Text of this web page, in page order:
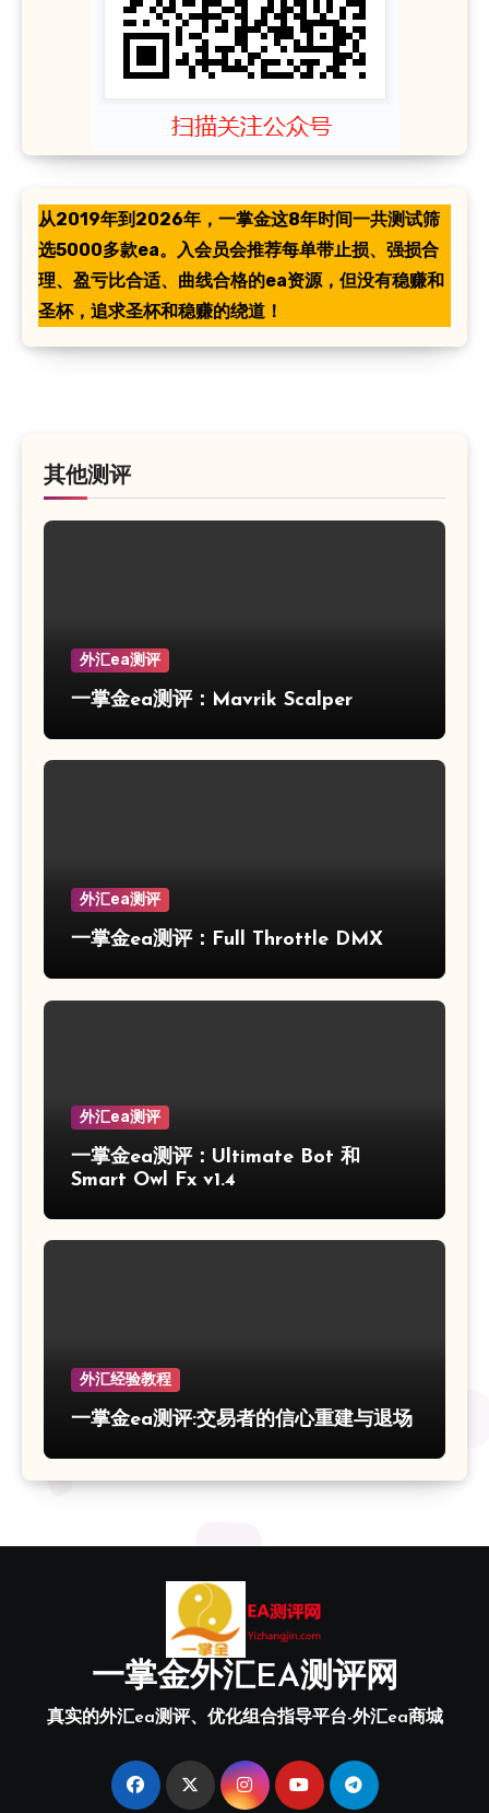
从2019年到2026年，一掌金这8年时间一共测试筛
选5000多款ea。入会员会推荐每单带止损、强损合
理、盈亏比合适、曲线合格的ea资源，但没有稳赚和
圣杯，追求圣杯和稳赚的绕道！
其他测评
外汇ea测评
一掌金ea测评：Mavrik Scalper
外汇ea测评
一掌金ea测评：Full Throttle DMX
外汇ea测评
一掌金ea测评：Ultimate Bot 和
Smart Owl Fx v1.4
外汇经验教程
一掌金ea测评:交易者的信心重建与退场
一掌金外汇EA测评网
真实的外汇ea测评、优化组合指导平台-外汇ea商城